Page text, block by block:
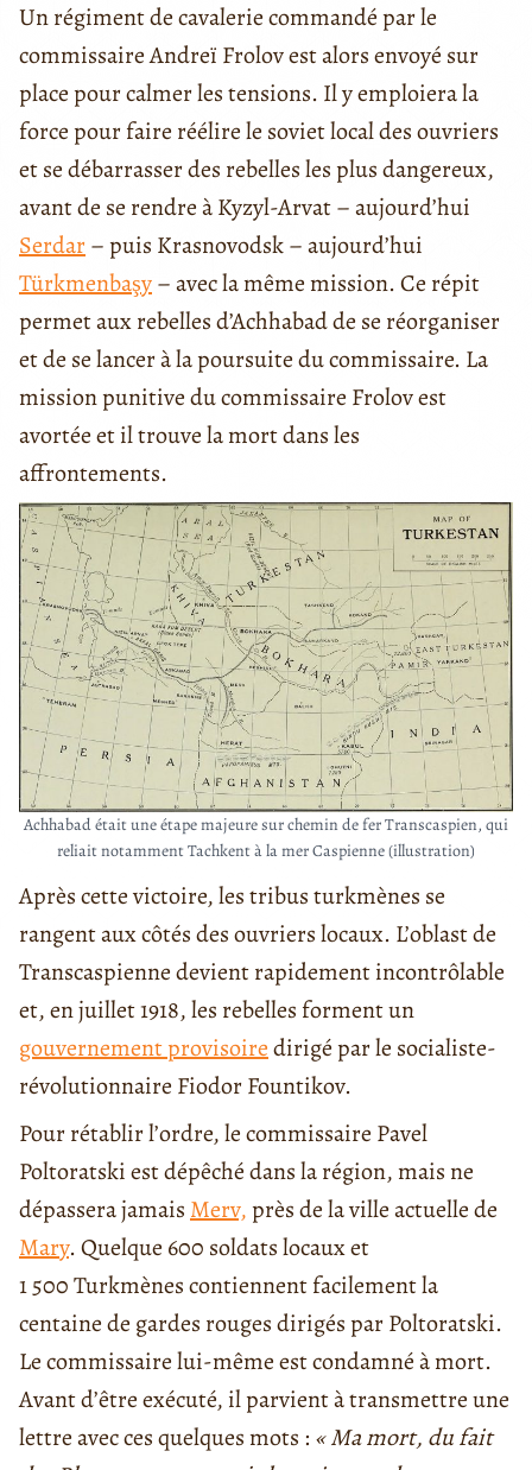
Un régiment de cavalerie commandé par le
commissaire Andreï Frolov est alors envoyé sur
place pour calmer les tensions. Il y emploiera la
force pour faire réélire le soviet local des ouvriers
et se débarrasser des rebelles les plus dangereux,
avant de se rendre à Kyzyl-Arvat – aujourd’hui
Serdar– puis Krasnovodsk – aujourd’hui
Türkmenbaşy– avec la même mission. Ce répit
permet aux rebelles d’Achhabad de se réorganiser
et de se lancer à la poursuite du commissaire. La
mission punitive du commissaire Frolov est
avortée et il trouve la mort dans les
affrontements.
Achhabad était une étape majeure sur chemin de fer Transcaspien, qui
reliait notamment Tachkent à la mer Caspienne (illustration)
Après cette victoire, les tribus turkmènes se
rangent aux côtés des ouvriers locaux. L’oblast de
Transcaspienne devient rapidement incontrôlable
et, en juillet 1918, les rebelles forment un
gouvernement provisoiredirigé par le socialiste-
révolutionnaire Fiodor Fountikov.
Pour rétablir l’ordre, le commissaire Pavel
Poltoratski est dépêché dans la région, mais ne
dépassera jamais Merv,près de la ville actuelle de
Mary. Quelque 600 soldats locaux et
1 500 Turkmènes contiennent facilement la
centaine de gardes rouges dirigés par Poltoratski.
Le commissaire lui-même est condamné à mort.
Avant d’être exécuté, il parvient à transmettre une
lettre avec ces quelques mots : « Ma mort, du fait